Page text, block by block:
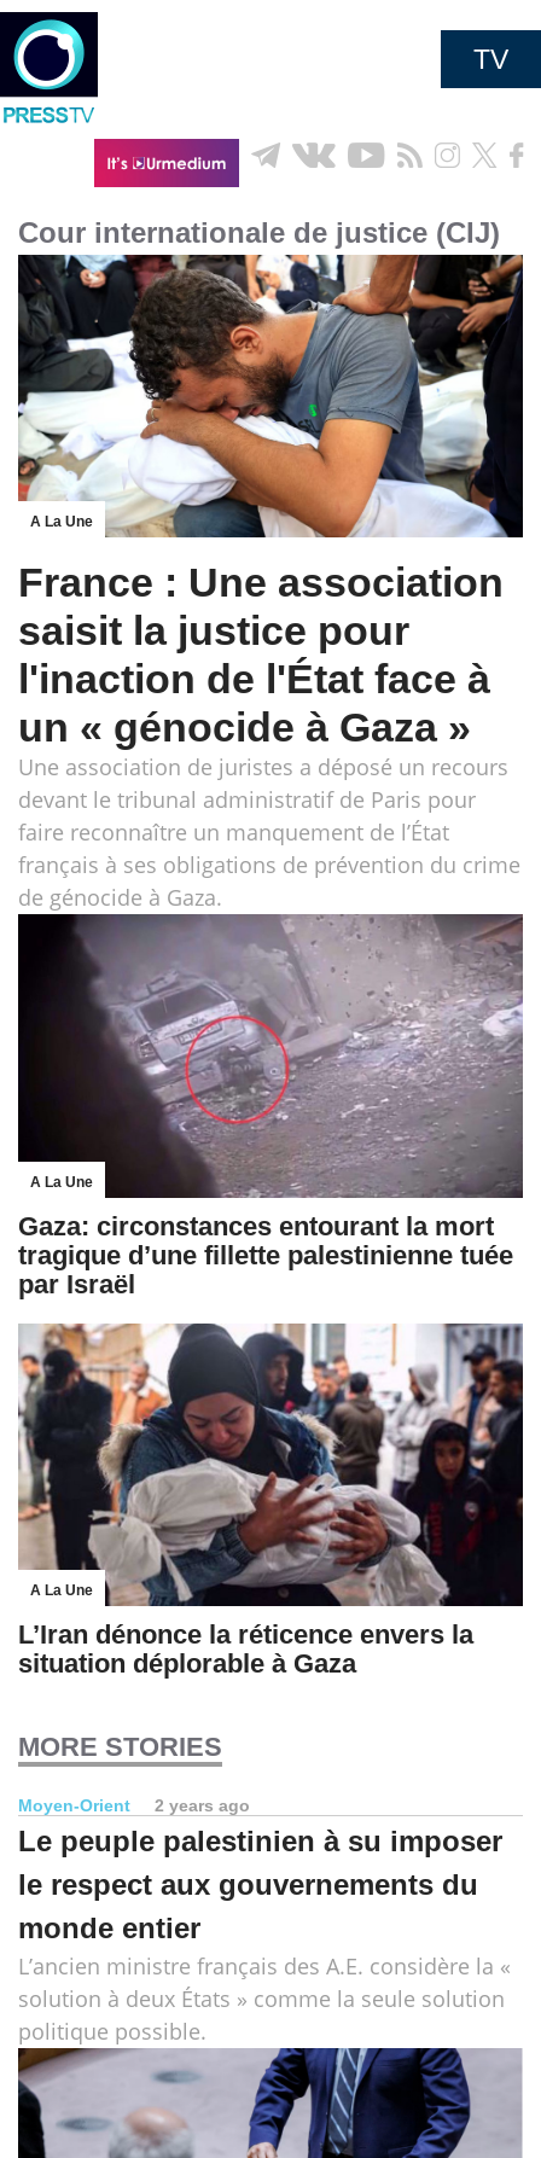
TV
Cour internationale de justice (CIJ)
A La Une
France : Une association
saisit la justice pour
l'inaction de l'État face à
un « génocide à Gaza »
Une association de juristes a déposé un recours
devant le tribunal administratif de Paris pour
faire reconnaître un manquement de l’État
français à ses obligations de prévention du crime
de génocide à Gaza.
A La Une
Gaza: circonstances entourant la mort
tragique d’une fillette palestinienne tuée
par Israël
A La Une
L’Iran dénonce la réticence envers la
situation déplorable à Gaza
MORE STORIES
Moyen-Orient 2 years ago
Le peuple palestinien à su imposer
le respect aux gouvernements du
monde entier
L’ancien ministre français des A.E. considère la «
solution à deux États » comme la seule solution
politique possible.